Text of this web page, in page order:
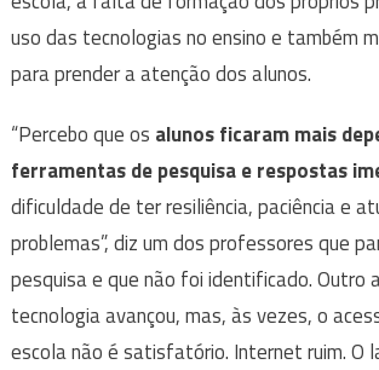
uso das tecnologias no ensino e também
para prender a atenção dos alunos.
“Percebo que os alunos ficaram mais
ferramentas de pesquisa e respostas
dificuldade de ter resiliência, paciência e
problemas”, diz um dos professores que
pesquisa e que não foi identificado. Outro
tecnologia avançou, mas, às vezes, o
escola não é satisfatório. Internet ruim. O